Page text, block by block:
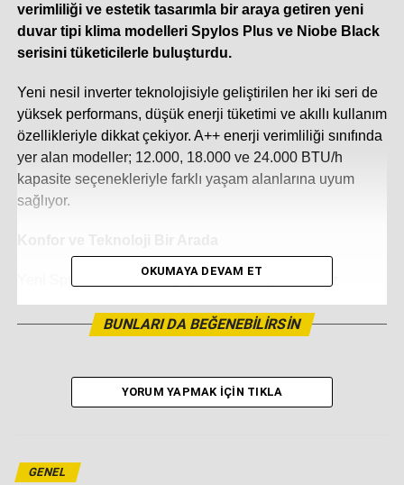
verimliliği ve estetik tasarımla bir araya getiren yeni
duvar tipi klima modelleri Spylos Plus ve Niobe Black
serisini tüketicilerle buluşturdu.
Yeni nesil inverter teknolojisiyle geliştirilen her iki seri de
yüksek performans, düşük enerji tüketimi ve akıllı kullanım
özellikleriyle dikkat çekiyor. A++ enerji verimliliği sınıfında
yer alan modeller; 12.000, 18.000 ve 24.000 BTU/h
kapasite seçenekleriyle farklı yaşam alanlarına uyum
sağlıyor.
Yeni Spylos Plus serisi, güçlü hava akışı ve sessiz
çalışma performansıyla dört mevsim konfor sunarken;
Coanda hava akışı, I-Feel fonksiyonu, nem dengeleme
uzun mesafeli hava üfleme özelliği sayesinde yaşam
alanlarında homojen iklimlendirme sağlıyor.
serisi ise mat siyah tasarımıyla dekoratif bir görünüm
OKUMAYA DEVAM ET
BUNLARI DA BEĞENEBILIRSIN
YORUM YAPMAK İÇIN TIKLA
GENEL